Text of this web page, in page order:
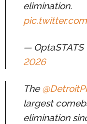
elimination.
— OptaSTATS
2026
The
largest
elimination